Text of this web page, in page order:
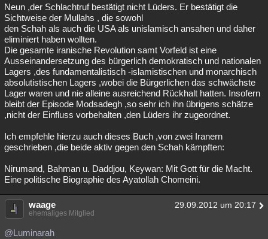
Neun ,der Schlachtruf bestätigt nicht Lüders. Er bestätigt die
Sichtweise der Mullahs , die sowohl
den Schah als auch die USA als unislamisch ansahen und daher
eliminiert haben wollten.
Die gesamte iranische Revolution samt Vorfeld ist eine
Ausseinandersetzung des bürgerlich demokratisch und nationalen
Lagers ,des fundamentalistisch -islamistischen und monarchisch
absolutistischen Lagers ,wobei die Bürgerlichen das schwächste
Lager waren und nie alleine ausreichend Rückhalt hatten. Insofern
bleibt der Episode Modsadegh ,so sehr ich ihn übrigens schätze
,nicht der Einfluss vorbehalten ,den Lüders ihr zugeordnet.
Ich empfehle hierzu auch dieses Buch ,von zwei Iranern
geschrieben ,die beide aktiv gegen den Schah kämpften:
Nirumand, Bahman u. Daddjou, Keywan: Mit Gott für die Macht.
Eine politische Biographie des Ayatollah Chomeini.
waage 29.09.2012 um 20:17
ehemaliges Mitglied
@Luminarah